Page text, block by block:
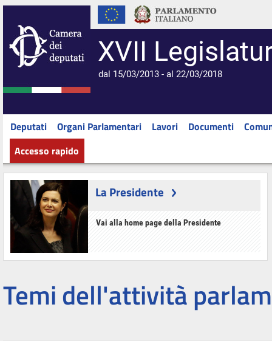
XVII
dal 15/03/2013 - al 22/03/2018
Deputati Organi Parlamentari Lavori Documenti
Accesso rapido
La Presidente
Vai alla home page della Presidente
Temi dell'attività